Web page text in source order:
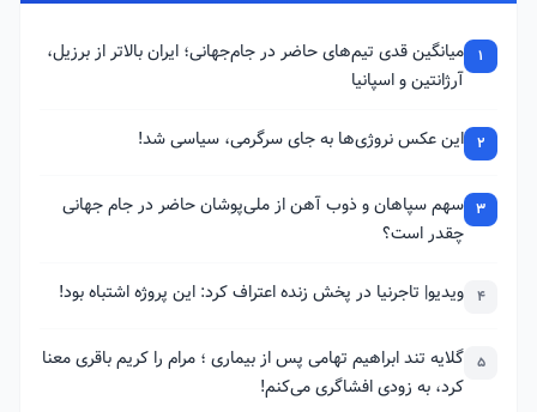
1
میانگین قدی تیم‌های حاضر در جام‌جهانی؛ ایران بالاتر از برزیل،
آرژانتین و اسپانیا
2 این عکس نروژی‌ها به جای سرگرمی، سیاسی شد!
3 سهم سپاهان و ذوب آهن از ملی‌پوشان حاضر در جام جهانی
چقدر است؟
4 ویدیو| تاجرنیا در پخش زنده اعتراف کرد: این پروژه اشتباه بود!
5 گلایه تند ابراهیم تهامی پس از بیماری ؛ مرام را کریم باقری معنا
کرد، به زودی افشاگری می‌کنم!